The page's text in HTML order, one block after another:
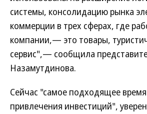
системы, консолидацию рынка
коммерции в трех сферах, где
компании,— это товары,
сервис",— сообщила
Назамутдинова.
Сейчас "самое подходящее
привлечения инвестиций",